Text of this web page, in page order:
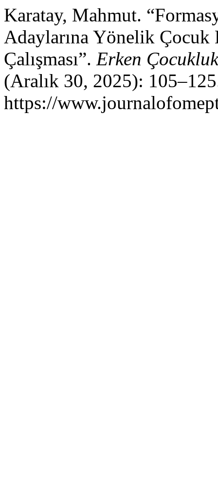
Karatay, Mahmut.
Adaylarına Yönelik
Çalışması”. Erken
(Aralık 30, 2025):
https://